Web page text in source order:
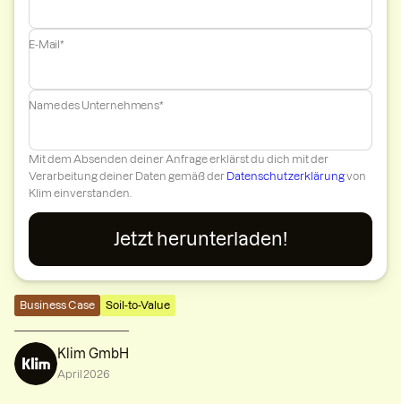
Business Case Soil-to-Value
Klim GmbH
April 2026
E-Mail*
Name des Unternehmens*
Mit dem Absenden deiner Anfrage erklärst du dich mit der
Verarbeitung deiner Daten gemäß der Datenschutzerklärungvon
Klim einverstanden.